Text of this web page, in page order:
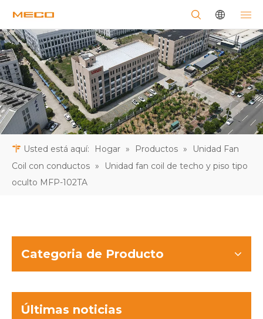
Usted está aquí: Hogar » Productos »
Unidad Fan
Coil con conductos »
Unidad fan coil de techo y piso tipo
oculto MFP-102TA
Categoria de Producto
Últimas noticias